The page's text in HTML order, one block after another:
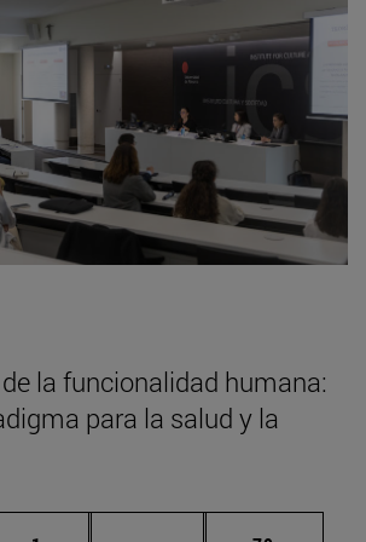
la funcionalidad humana:
para la salud y la